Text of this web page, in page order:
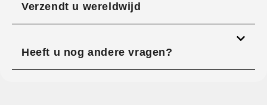
Verzendt u wereldwijd
Heeft u nog andere vragen?